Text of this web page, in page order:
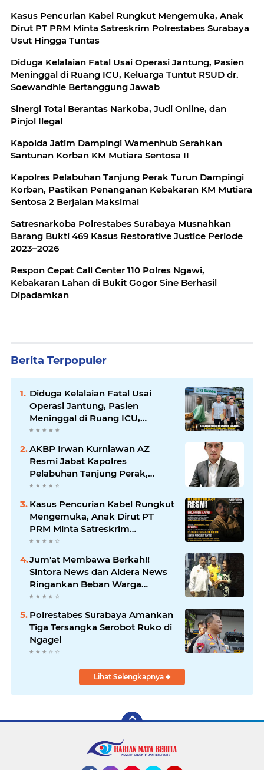
Kasus Pencurian Kabel Rungkut Mengemuka, Anak
Dirut PT PRM Minta Satreskrim Polrestabes Surabaya
Usut Hingga Tuntas
Diduga Kelalaian Fatal Usai Operasi Jantung, Pasien
Meninggal di Ruang ICU, Keluarga Tuntut RSUD dr.
Soewandhie Bertanggung Jawab
Sinergi Total Berantas Narkoba, Judi Online, dan
Pinjol Ilegal
Kapolda Jatim Dampingi Wamenhub Serahkan
Santunan Korban KM Mutiara Sentosa II
Kapolres Pelabuhan Tanjung Perak Turun Dampingi
Korban, Pastikan Penanganan Kebakaran KM Mutiara
Sentosa 2 Berjalan Maksimal
Satresnarkoba Polrestabes Surabaya Musnahkan
Barang Bukti 469 Kasus Restorative Justice Periode
2023–2026
Respon Cepat Call Center 110 Polres Ngawi,
Kebakaran Lahan di Bukit Gogor Sine Berhasil
Dipadamkan
Berita Terpopuler
Diduga Kelalaian Fatal Usai
Operasi Jantung, Pasien
Meninggal di Ruang ICU,
Keluarga Tuntut RSUD dr.
Jawab
AKBP Irwan Kurniawan AZ
Resmi Jabat Kapolres
Pelabuhan Tanjung Perak,
Pimpinan Redaksi
Sampaikan Ucapan Selamat
Kasus Pencurian Kabel Rungkut
Mengemuka, Anak Dirut PT
PRM Minta Satreskrim
Polrestabes Surabaya Usut
Jum'at Membawa Berkah!!
Sintora News dan Aldera News
Ringankan Beban Warga
Bangkitkan Pelaku UMKM
Polrestabes Surabaya Amankan
Tiga Tersangka Serobot Ruko di
Ngagel
Lihat Selengkapnya